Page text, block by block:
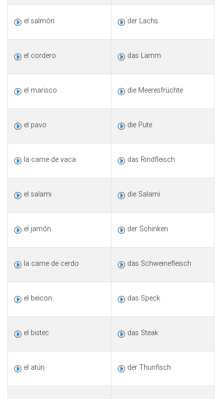
el salmón der Lachs
el cordero das Lamm
el marisco die Meeresfrüchte
el pavo die Pute
la carne de vaca das Rindfleisch
el salami die Salami
el jamón der Schinken
la carne de cerdo das Schweinefleisch
el beicon das Speck
el bistec das Steak
el atún der Thunfisch